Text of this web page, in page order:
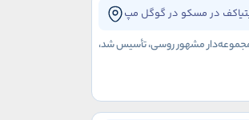
در مسکو در گوگل مپ
در شهر مسکو واقع شده است. این گالری که در سال 1856 توسط پاول تريتیاکف، مجموعه‌دار مشهور روسی، تأسیس شد،